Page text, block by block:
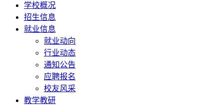
学校概况
招生信息
就业信息
就业动向
行业动态
通知公告
应聘报名
校友风采
教学教研